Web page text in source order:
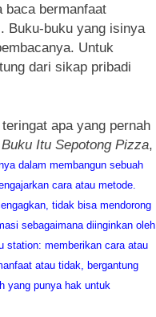
baca bermanfaat
Buku-buku yang isinya
Untuk
dari sikap pribadi
apa yang pernah
Itu Sepotong Pizza,
dalam membangun sebuah
cara atau metode.
tidak bisa mendorong
sebagaimana diinginkan oleh
station: memberikan cara atau
atau tidak, bergantung
yang punya hak untuk